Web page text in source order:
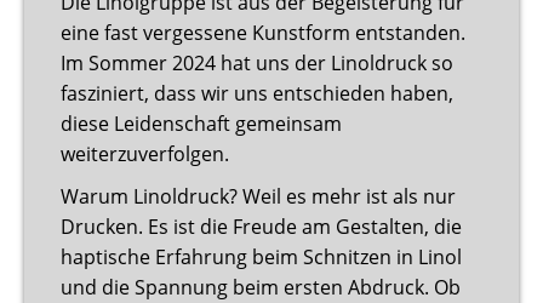
eine fast vergessene Kunstform entstanden.
Im Sommer 2024 hat uns der Linoldruck so
fasziniert, dass wir uns entschieden haben,
diese Leidenschaft gemeinsam
weiterzuverfolgen.
Warum Linoldruck? Weil es mehr ist als nur
Drucken. Es ist die Freude am Gestalten, die
haptische Erfahrung beim Schnitzen in Linol
und die Spannung beim ersten Abdruck. Ob